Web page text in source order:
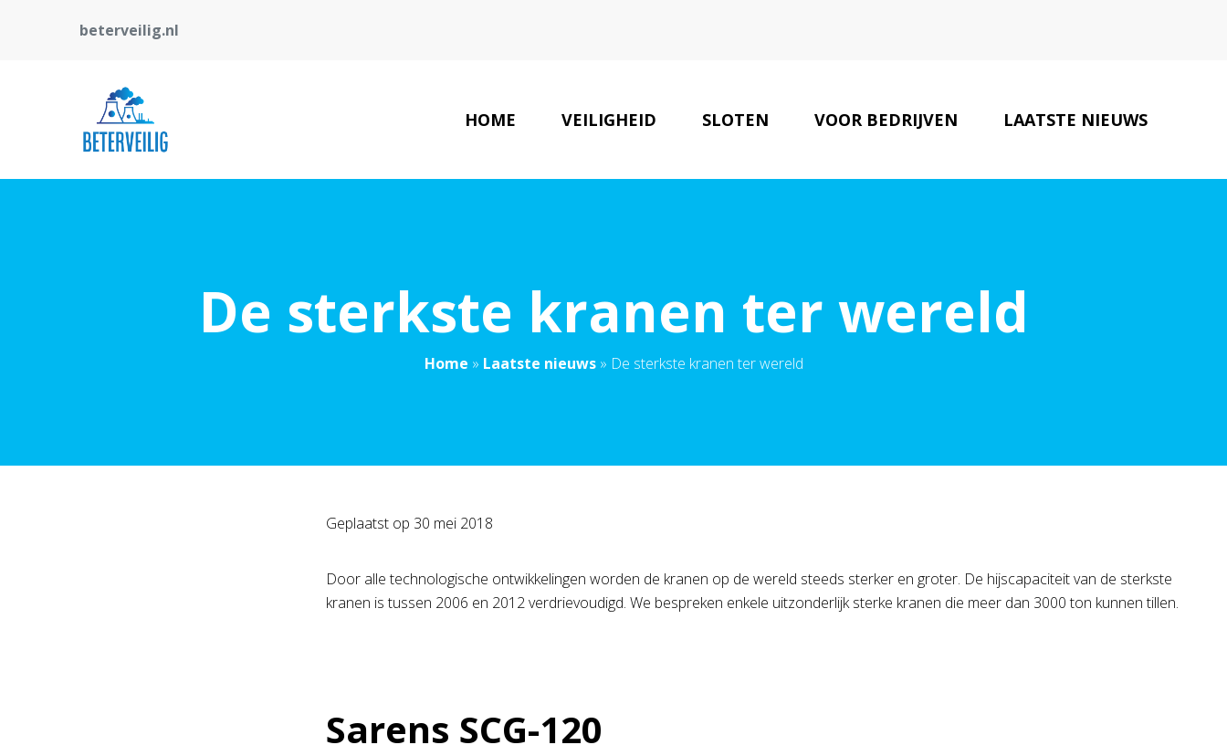
beterveilig.nl
HOME VEILIGHEID SLOTEN VOOR BEDRIJVEN LAATSTE NIEUWS
De sterkste kranen ter wereld
Home » Laatste nieuws» De sterkste kranen ter wereld
Geplaatst op 30 mei 2018
Door alle technologische ontwikkelingen worden de kranen op de wereld steeds sterker en groter. De hijscapaciteit van de sterkste
kranen is tussen 2006 en 2012 verdrievoudigd. We bespreken enkele uitzonderlijk sterke kranen die meer dan 3000 ton kunnen tillen.
Sarens SCG-120